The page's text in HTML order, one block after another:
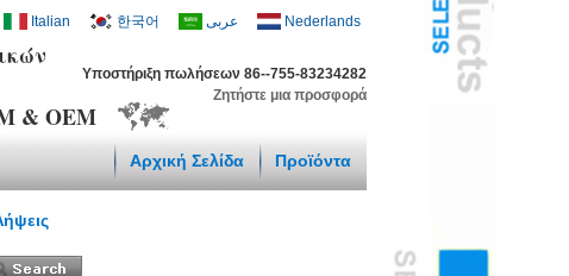
& OEM
Υποστήριξη πωλήσεων 86--755-83234282
Ζητήστε μια προσφορά
Italian 한국어 عربى Nederlands
Αρχική Σελίδα Προϊόντα